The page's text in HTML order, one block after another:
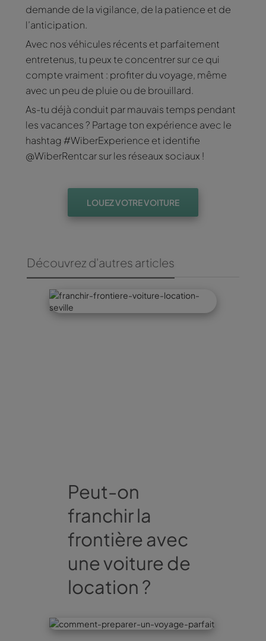
demande de la vigilance, de la patience et de
l’anticipation.
Avec nos véhicules récents et parfaitement
entretenus, tu peux te concentrer sur ce qui
compte vraiment : profiter du voyage, même
avec un peu de pluie ou de brouillard.
As-tu déjà conduit par mauvais temps pendant
les vacances ? Partage ton expérience avec le
hashtag #WiberExperience et identifie
@WiberRentcar sur les réseaux sociaux !
LOUEZ VOTRE VOITURE
Découvrez d'autres articles
Peut-on
franchir la
frontière avec
une voiture de
location ?